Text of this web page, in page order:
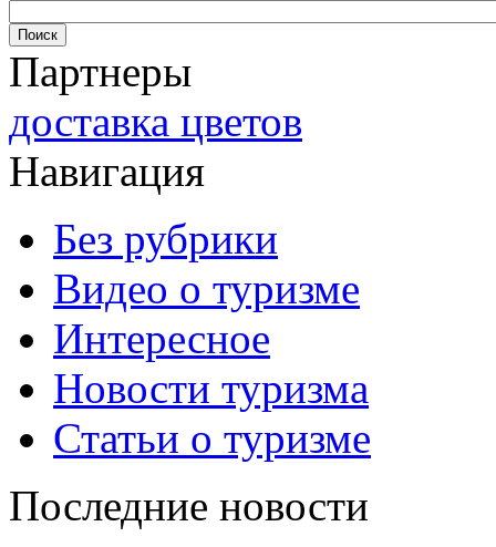
Партнеры
доставка цветов
Навигация
Без рубрики
Видео о туризме
Интересное
Новости туризма
Статьи о туризме
Последние новости